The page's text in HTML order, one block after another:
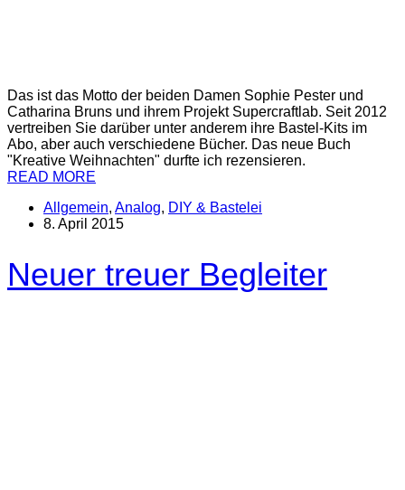
Das ist das Motto der beiden Damen Sophie Pester und
Catharina Bruns und ihrem Projekt Supercraftlab. Seit 2012
vertreiben Sie darüber unter anderem ihre Bastel-Kits im
Abo, aber auch verschiedene Bücher. Das neue Buch
"Kreative Weihnachten" durfte ich rezensieren.
READ MORE
Allgemein, Analog, DIY & Bastelei
8. April 2015
Neuer treuer Begleiter